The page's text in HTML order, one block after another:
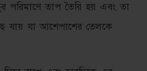
পরিমাণে তাপ তৈরি হয় এবং তা
যায় যা আশেপাশের তেলকে